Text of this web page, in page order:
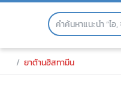
Skip
ยาต้านฮิสทามีน